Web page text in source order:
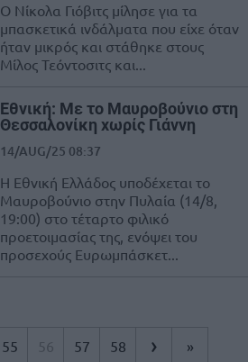
Ο Νίκολα Γιόβιτς μίλησε για τα
μπασκετικά ινδάλματα που είχε όταν
ήταν μικρός και στάθηκε στους
Μίλος Τεόντοσιτς και...
Εθνική: Με το Μαυροβούνιο στη
Θεσσαλονίκη χωρίς Γιάννη
14/AUG/25 08:37
Η Εθνική Ελλάδος υποδέχεται το
Μαυροβούνιο στην Πυλαία (14/8,
19:00) στο τέταρτο φιλικό
προετοιμασίας της, ενόψει του
προσεχούς Ευρωμπάσκετ...
55 56 57 58 › »